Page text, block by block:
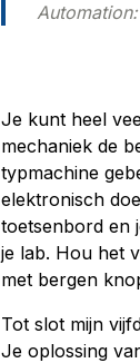
Automation:
Je kunt heel
mechaniek de
typmachine
elektronisch
toetsenbord en
je lab. Hou het
met bergen
Tot slot mijn
Je oplossing